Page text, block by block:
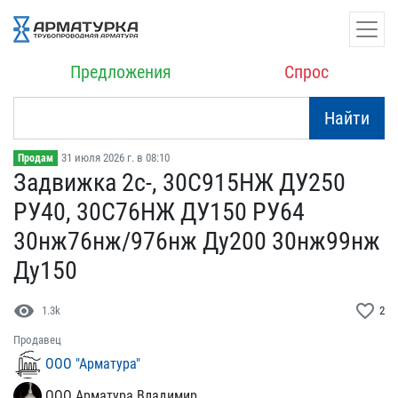
Предложения Спрос
Найти
Продам 31 июля 2026 г. в 08:10
Задвижка 2с-, 30С915НЖ Д​У250
РУ40, 30С76НЖ ДУ150​ РУ64
30нж76нж/976нж Ду2​00 30нж99нж
Ду150
visibility 1.3k favorite_border 2
Продавец
ООО "Арматура"